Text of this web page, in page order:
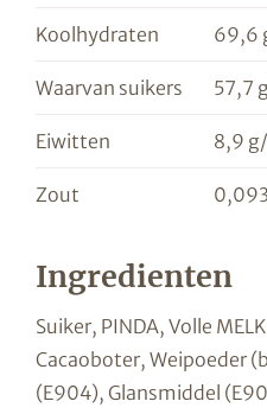
Koolhydraten 69,6
Waarvan suikers 57,7
Eiwitten 8,9
Zout
Ingredienten
Suiker, PINDA, Volle
Cacaoboter, Weipoeder
(E904), Glansmiddel